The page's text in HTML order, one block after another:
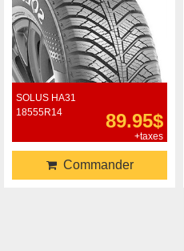
SOLUS HA31
18555R14
89.95$
+taxes
Commander